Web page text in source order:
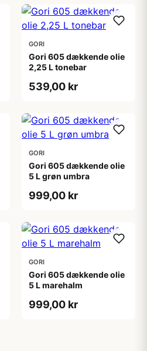
GORI
Gori 605 dækkende olie
2,25 L tonebar
539,00 kr
GORI
Gori 605 dækkende olie
5 L grøn umbra
999,00 kr
GORI
Gori 605 dækkende olie
5 L marehalm
999,00 kr